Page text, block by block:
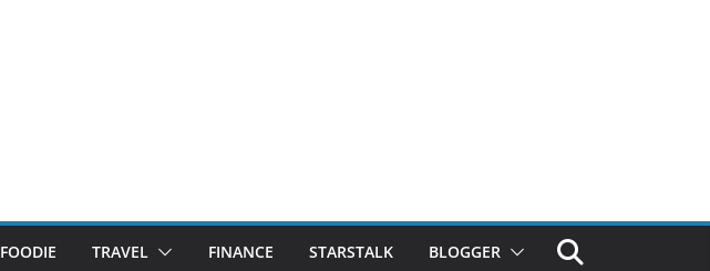
FOODIE TRAVEL FINANCE STARSTALK BLOGGER